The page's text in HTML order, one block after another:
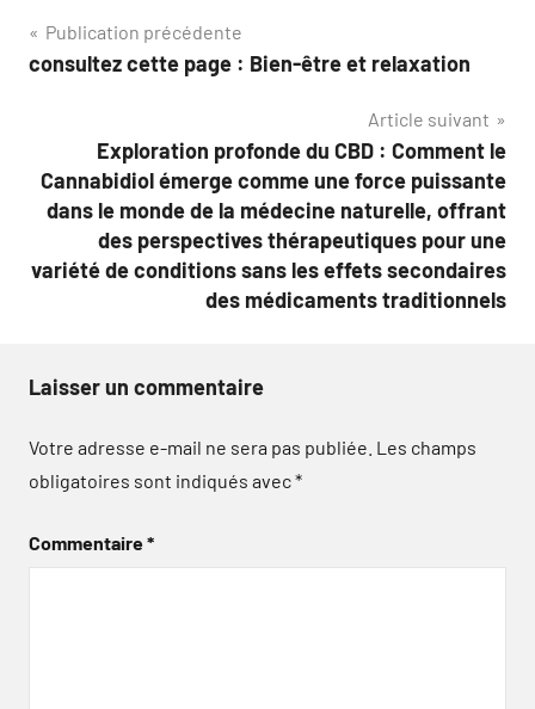
Navigation
de
Publication précédente
consultez cette page : Bien-être et relaxation
Article suivant
Exploration profonde du CBD : Comment le
Cannabidiol émerge comme une force puissante
dans le monde de la médecine naturelle, offrant
des perspectives thérapeutiques pour une
variété de conditions sans les effets secondaires
des médicaments traditionnels
Laisser un commentaire
Votre adresse e-mail ne sera pas publiée. Les champs
obligatoires sont indiqués avec*
Commentaire*